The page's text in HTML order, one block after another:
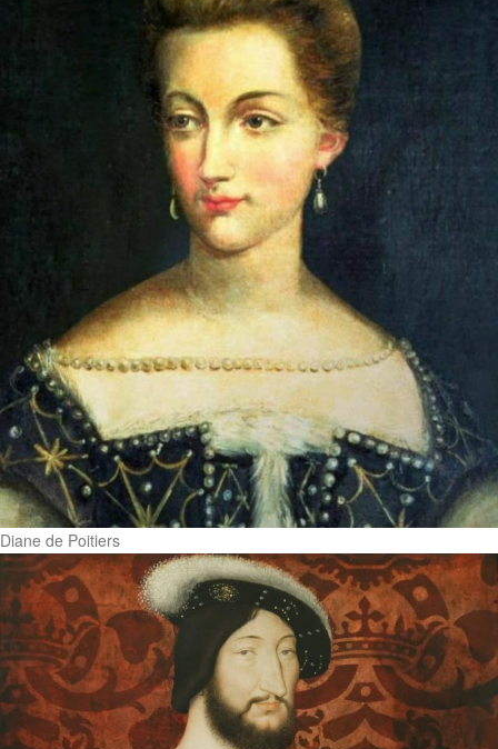
Diane de Poitiers